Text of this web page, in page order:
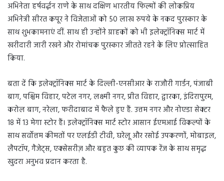
अभिनेता हर्षवर्द्धन राणे के साथ दक्षिण भारतीय फिल्मों की लोकप्रिय
अभिनेत्री सीरत कपूर ने विजेताओं को 50 लाख रुपये के नकद पुरस्कार के
साथ शुभकामनाएं दीं. साथ ही उन्होंने ग्राहकों को भी इलेक्ट्रॉनिक्स मार्ट में
खरीदारी जारी रखने और रोमांचक पुरस्कार जीतते रहने के लिए प्रोत्साहित
किया.
बता दें कि इलेक्ट्रॉनिक्स मार्ट के दिल्ली-एनसीआर के राजौरी गार्डन, पंजाबी
बाग, पश्चिम विहार, पटेल नगर, लक्ष्मी नगर, प्रीत विहार, द्वारका, इंदिरापुरम,
करोल बाग, नरेला, फरीदाबाद में फैले हुए हैं. उत्तम नगर और नोएडा सेक्टर
18 में 13 मेगा स्टोर हैं। इलेक्ट्रॉनिक्स मार्ट स्टोर आसान ईएमआई विकल्पों के
साथ सर्वोत्तम कीमतों पर एलईडी टीवी, घरेलू और रसोई उपकरणों, मोबाइल,
लैपटॉप, गैजेट्स, एक्सेसरीज़ और बहुत कुछ की व्यापक रेंज के साथ समृद्ध
खुदरा अनुभव प्रदान करता है.